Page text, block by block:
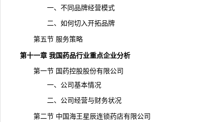
一、不同品牌经营模式
二、如何切入开拓品牌
第五节 服务策略
第十一章 我国药品行业重点企业分析
第一节 国药控股股份有限公司
一、公司基本情况
二、公司经营与财务状况
第二节 中国海王星辰连锁药店有限公司